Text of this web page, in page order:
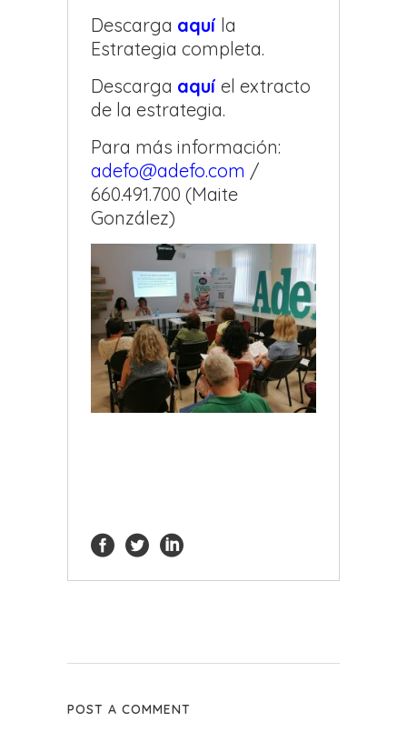
Descarga aquí la
Estrategia completa.
Descarga aquí el extracto
de la estrategia.
Para más información:
adefo@adefo.com /
660.491.700 (Maite
González)
POST A COMMENT